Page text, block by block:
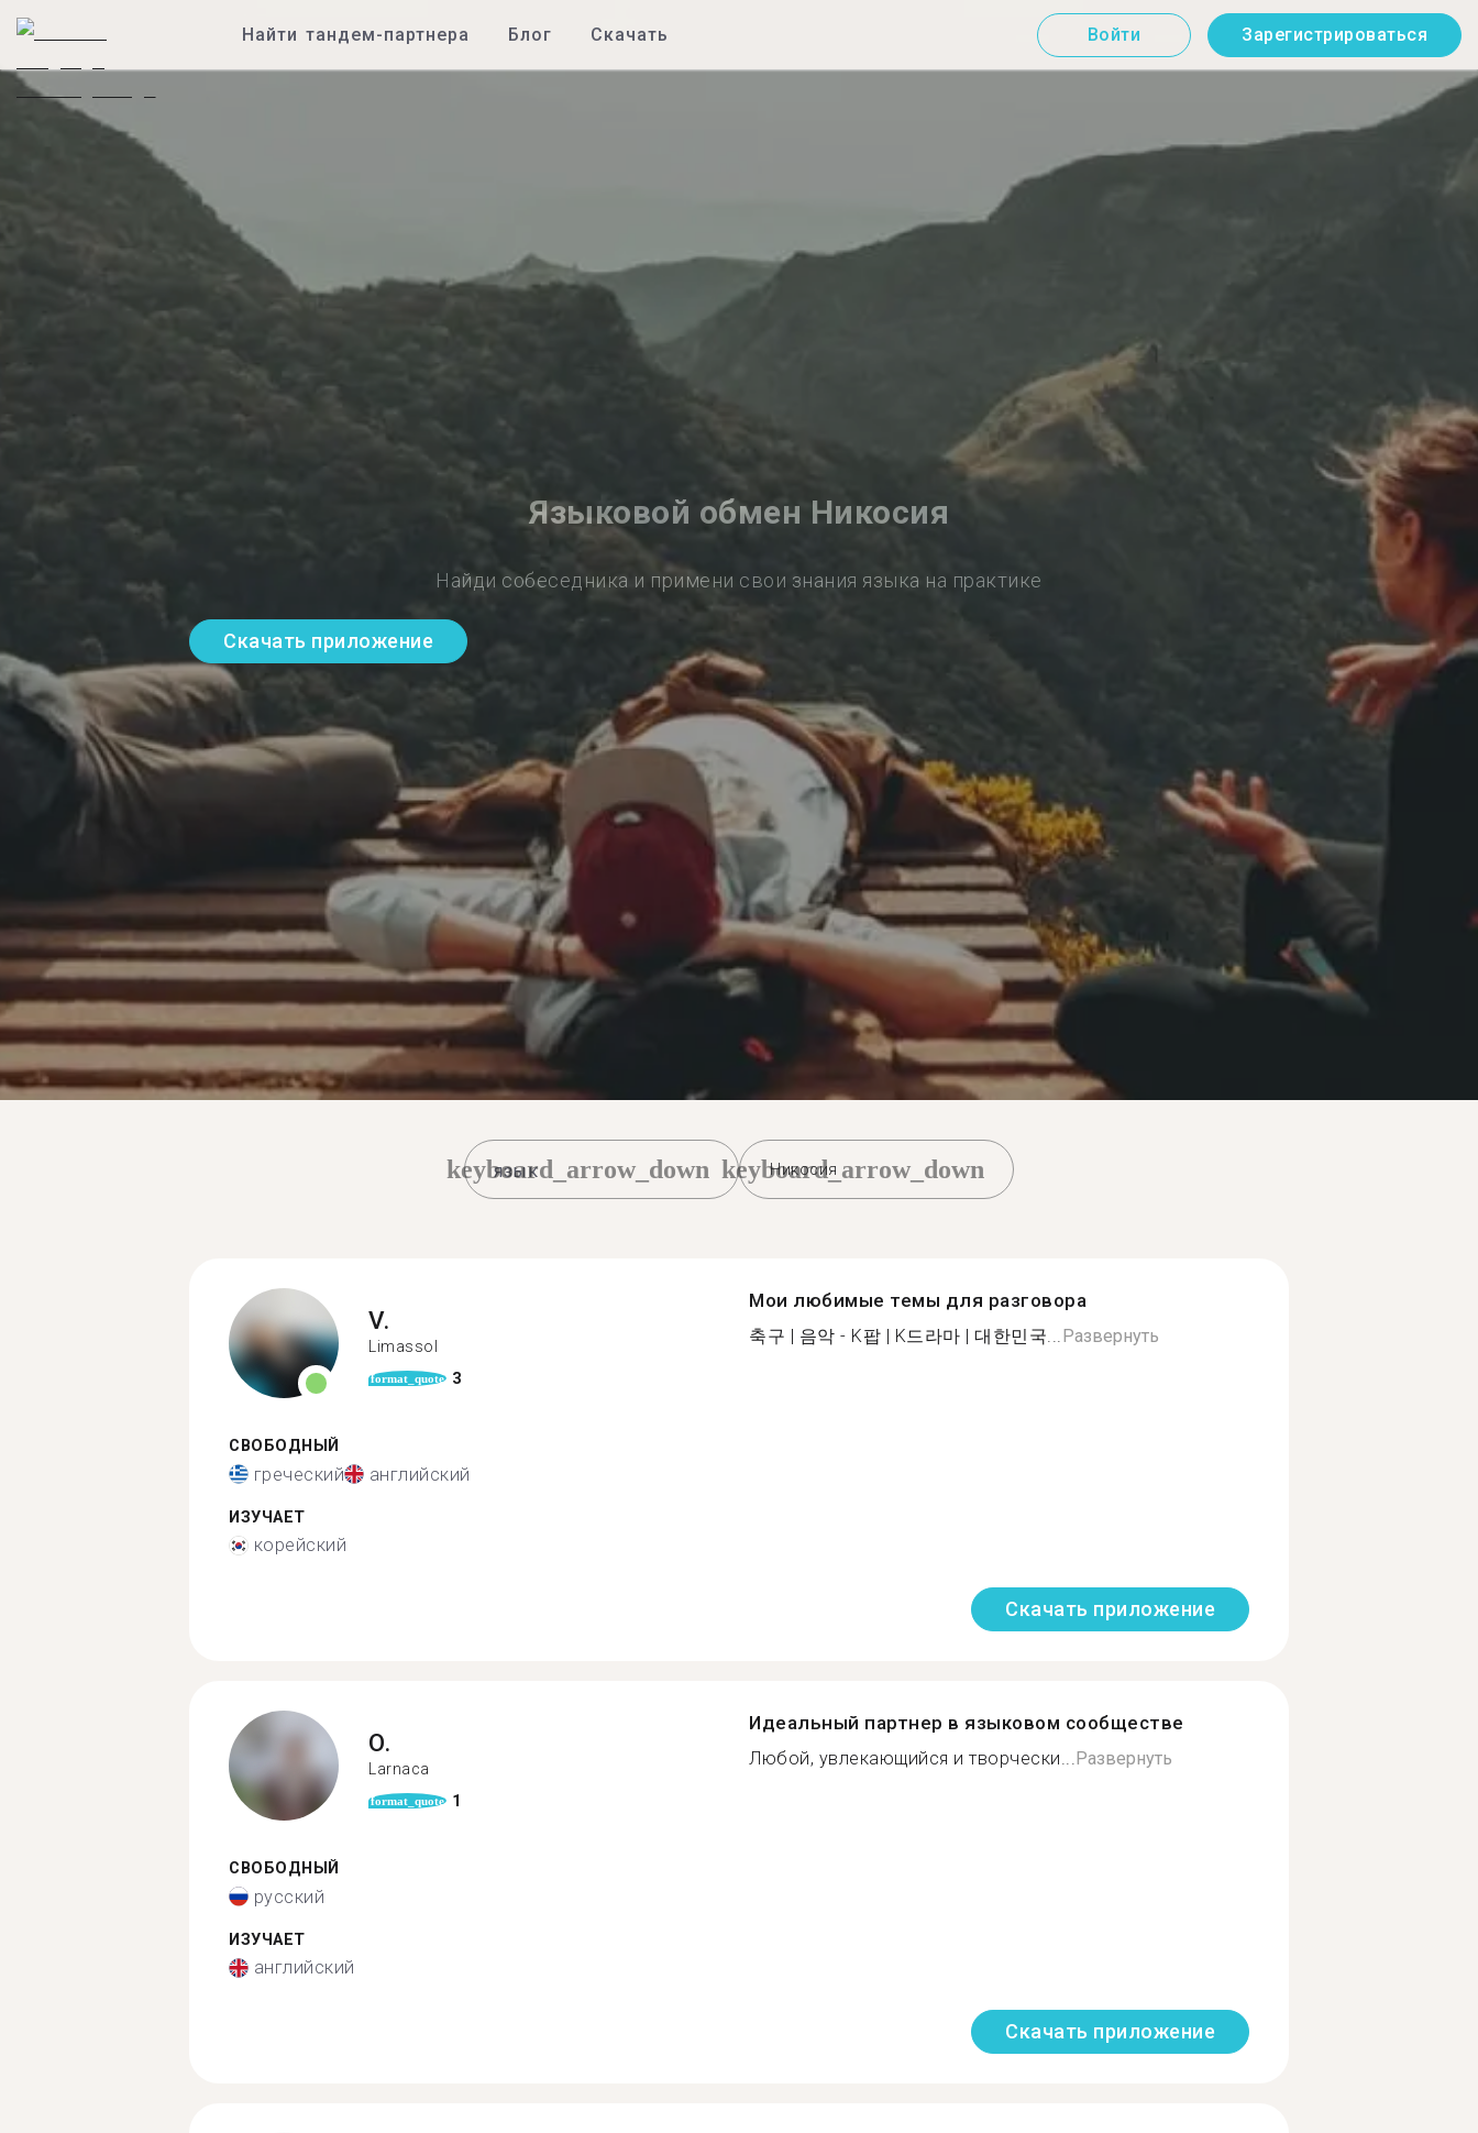
Найти тандем-партнера Блог Скачать Войти Зарегистрироваться
Языковой обмен Никосия
Найди собеседника и примени свои знания языка на практике
Скачать приложение
keyboard_arrow_down Никосия
keyboard_arrow_down
V.
Limassol
format_quote 3
СВОБОДНЫЙ
греческий английский
ИЗУЧАЕТ
корейский
Мои любимые темы для разговора
축구 | 음악 - K팝 | K드라마 | 대한민국...Развернуть
Скачать приложение
O.
Larnaca
format_quote 1
СВОБОДНЫЙ
русский
ИЗУЧАЕТ
английский
Идеальный партнер в языковом сообществе
Любой, увлекающийся и творчески...Развернуть
Скачать приложение